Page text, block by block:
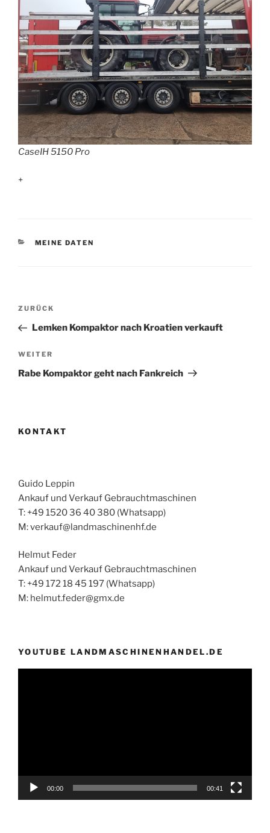
CaseIH 5150 Pro
+
KATEGORIEN
MEINE DATEN
Beitragsnavigation
Vorheriger
Beitrag
ZURÜCK
Lemken Kompaktor nach Kroatien verkauft
Nächster
Beitrag
WEITER
Rabe Kompaktor geht nach Fankreich
KONTAKT
Guido Leppin
Ankauf und Verkauf Gebrauchtmaschinen
T: +49 1520 36 40 380 (Whatsapp)
M: verkauf@landmaschinenhf.de
Helmut Feder
Ankauf und Verkauf Gebrauchtmaschinen
T: +49 172 18 45 197 (Whatsapp)
M: helmut.feder@gmx.de
YOUTUBE LANDMASCHINENHANDEL.DE
00:00 00:41